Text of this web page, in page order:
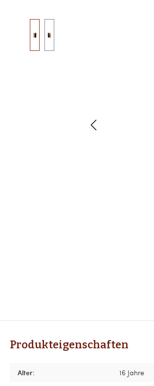
Produkteigenschaften
Alter:
16 Jahre